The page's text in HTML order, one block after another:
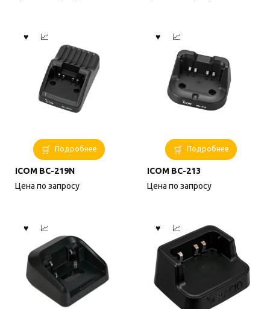
Подробнее
ICOM BC-219N
Цена по запросу
Подробнее
ICOM BC-213
Цена по запросу